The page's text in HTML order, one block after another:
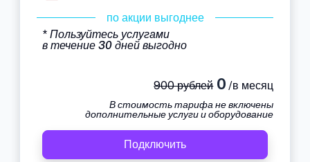
по акции выгоднее
* Пользуйтесь услугами
в течение 30 дней выгодно
900 рублей0 /в месяц
В стоимость тарифа не включены
дополнительные услуги и оборудование
Подключить